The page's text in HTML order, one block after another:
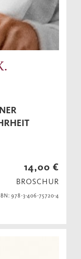
14,00 €
BROSCHUR
978-3-406-75720-4